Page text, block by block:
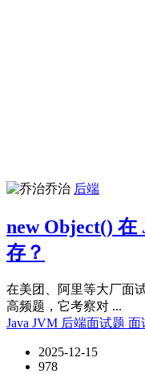
乔治 后端
new Object()
存？
在美团、阿里等大厂面
高频题，它考察对 ...
Java JVM 后端面试题 面
2025-12-15
978